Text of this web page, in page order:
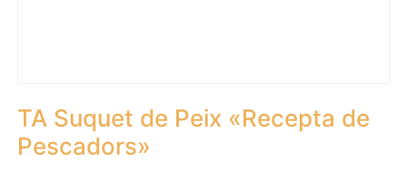
TA Suquet de Peix «Recepta de
Pescadors»